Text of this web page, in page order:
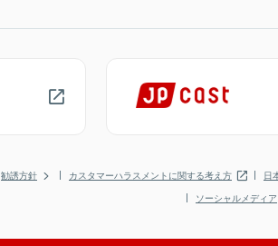
勧誘方針 カスタマーハラスメントに関する考え方
日
ソーシャルメディア